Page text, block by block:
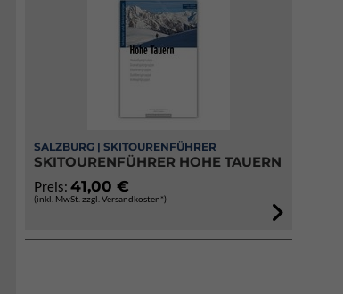
SALZBURG | SKITOURENFÜHRER
SKITOURENFÜHRER HOHE TAUERN
Preis: 41,00 €
(inkl. MwSt. zzgl. Versandkosten*)